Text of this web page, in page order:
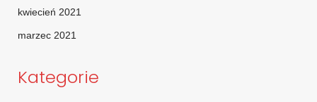
kwiecień 2021
marzec 2021
Kategorie